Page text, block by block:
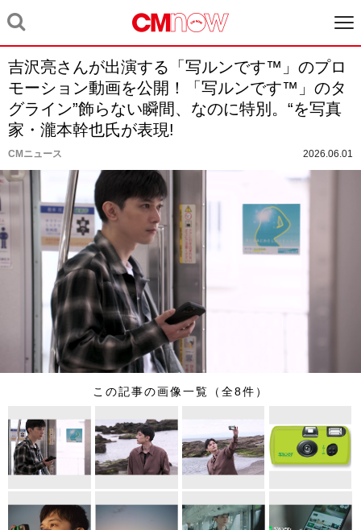
吉沢亮さんが出演する「写ルンです™」のプロ
モーション動画を公開！「写ルンです™」のタ
グライン”飾らない瞬間、なのに特別。“を写真
家・瀧本幹也氏が表現!
CMニュース 2026.06.01
この記事の画像一覧（全8件）